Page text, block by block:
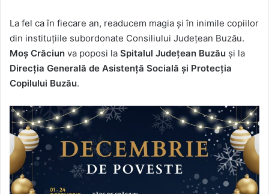
La fel ca în fiecare an, readucem magia și în inimile copiilor
din instituțiile subordonate Consiliului Județean Buzău.
Moș Crăciun va poposi la Spitalul Județean Buzău și la
Direcția Generală de Asistență Socială și Protecția
Copilului Buzău.